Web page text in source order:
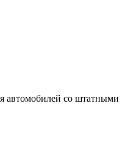
автомобилей со штатными